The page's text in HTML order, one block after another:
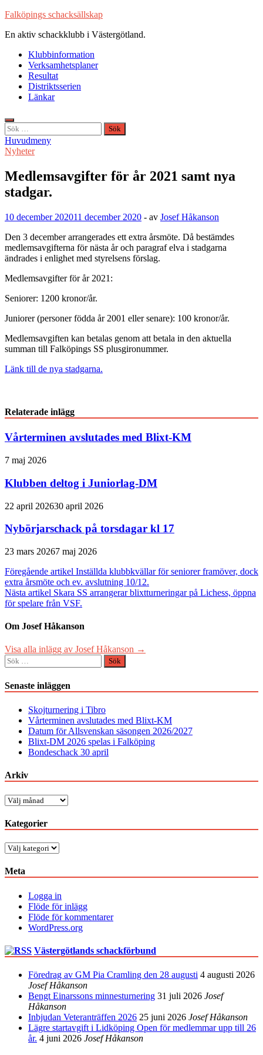
Hoppa
innehåll
Falköpings schacksällskap
En aktiv schackklubb i Västergötland.
Klubbinformation
Verksamhetsplaner
Resultat
Distriktsserien
Länkar
Sök
efter:
Huvudmeny
Nyheter
Medlemsavgifter för år 2021 samt nya
stadgar.
10 december 202011 december 2020 - av Josef Håkanson
Den 3 december arrangerades ett extra årsmöte. Då bestämdes
medlemsavgifterna för nästa år och paragraf elva i stadgarna
ändrades i enlighet med styrelsens förslag.
Medlemsavgifter för år 2021:
Seniorer: 1200 kronor/år.
Juniorer (personer födda år 2001 eller senare): 100 kronor/år.
Medlemsavgiften kan betalas genom att betala in den aktuella
summan till Falköpings SS plusgironummer.
Länk till de nya stadgarna.
Relaterade inlägg
Vårterminen avslutades med Blixt-KM
7 maj 2026
Klubben deltog i Juniorlag-DM
22 april 202630 april 2026
Nybörjarschack på torsdagar kl 17
23 mars 20267 maj 2026
Inläggsnavigering
Föregående artikel Inställda klubbkvällar för seniorer framöver, dock
extra årsmöte och ev. avslutning 10/12.
Nästa artikel Skara SS arrangerar blixtturneringar på Lichess, öppna
för spelare från VSF.
Om Josef Håkanson
Visa alla inlägg av Josef Håkanson →
Sök
efter:
Senaste inläggen
Skojturnering i Tibro
Vårterminen avslutades med Blixt-KM
Datum för Allsvenskan säsongen 2026/2027
Blixt-DM 2026 spelas i Falköping
Bondeschack 30 april
Arkiv
Arkiv
Kategorier
Kategorier
Meta
Logga in
Flöde för inlägg
Flöde för kommentarer
WordPress.org
Västergötlands schackförbund
Föredrag av GM Pia Cramling den 28 augusti 4 augusti 2026
Josef Håkanson
Bengt Einarssons minnesturnering 31 juli 2026 Josef
Håkanson
Inbjudan Veteranträffen 2026 25 juni 2026 Josef Håkanson
Lägre startavgift i Lidköping Open för medlemmar upp till 26
år. 4 juni 2026 Josef Håkanson